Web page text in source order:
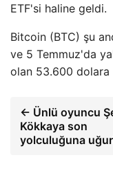
ETF'si haline geldi.
Bitcoin (BTC) şu
ve 5 Temmuz'da
olan 53.600 dolara
← Ünlü oyuncu
Kökkaya son
yolculuğuna